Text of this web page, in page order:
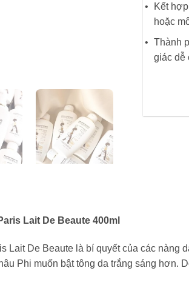
Kết
hoặc
Thành
giác dễ
Lait De Beaute 400ml
Lait De Beaute là bí quyết của các
Phi muốn bật tông da trắng sáng hơn.